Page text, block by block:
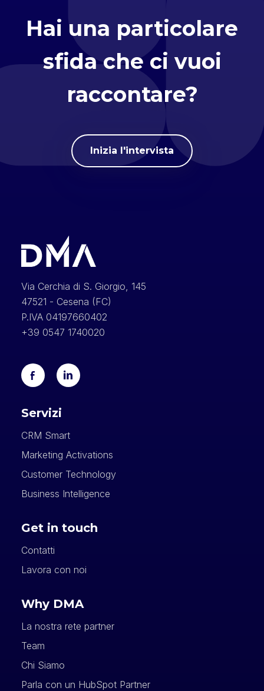
Hai una particolare
sfida che ci vuoi
raccontare?
Inizia l'intervista
Via Cerchia di S. Giorgio, 145
47521 - Cesena (FC)
P.IVA 04197660402
+39 0547 1740020
Servizi
CRM Smart
Marketing Activations
Customer Technology
Business Intelligence
Get in touch
Contatti
Lavora con noi
Why DMA
La nostra rete partner
Team
Chi Siamo
Parla con un HubSpot Partner